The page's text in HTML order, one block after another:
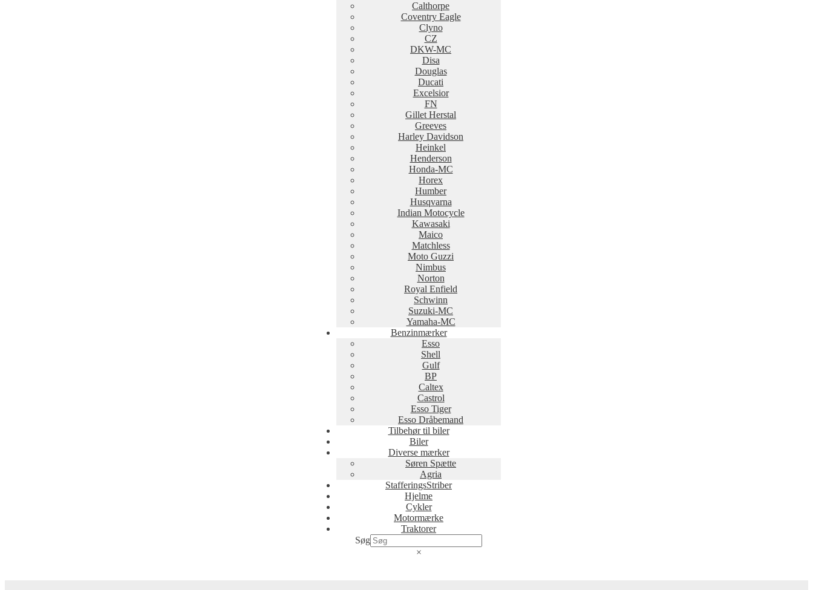
Calthorpe
Coventry Eagle
Clyno
CZ
DKW-MC
Disa
Douglas
Ducati
Excelsior
FN
Gillet Herstal
Greeves
Harley Davidson
Heinkel
Henderson
Honda-MC
Horex
Humber
Husqvarna
Indian Motocycle
Kawasaki
Maico
Matchless
Moto Guzzi
Nimbus
Norton
Royal Enfield
Schwinn
Suzuki-MC
Yamaha-MC
Benzinmærker
Esso
Shell
Gulf
BP
Caltex
Castrol
Esso Tiger
Esso Dråbemand
Tilbehør til biler
Biler
Diverse mærker
Søren Spætte
Agria
StafferingsStriber
Hjelme
Cykler
Motormærke
Traktorer
Søg
×